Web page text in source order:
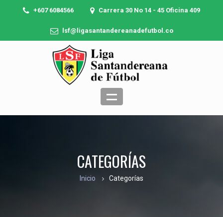
+607 6084566 Carrera 30 No 14 - 45 Oficina 409
lsf@ligasantandereanadefutbol.co
CATEGORÍAS
Inicio Categorías